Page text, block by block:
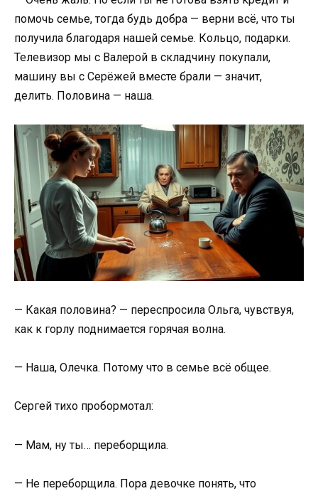
помочь семье, тогда будь добра — верни всё, что ты
получила благодаря нашей семье. Кольцо, подарки.
Телевизор мы с Валерой в складчину покупали,
машину вы с Серёжей вместе брали — значит,
делить. Половина — наша.
— Какая половина? — переспросила Ольга, чувствуя,
как к горлу поднимается горячая волна.
— Наша, Олечка. Потому что в семье всё общее.
Сергей тихо пробормотал:
— Мам, ну ты… переборщила.
— Не переборщила. Пора девочке понять, что